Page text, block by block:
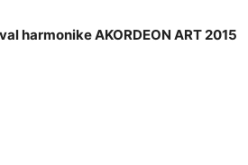
harmonike AKORDEON ART 2015